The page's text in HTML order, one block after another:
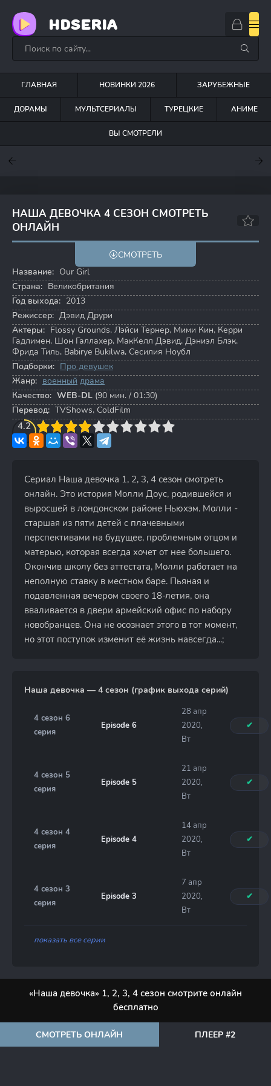
HDSERIA
ГЛАВНАЯ НОВИНКИ 2026 ЗАРУБЕЖНЫЕ
ДОРАМЫ МУЛЬТСЕРИАЛЫ ТУРЕЦКИЕ АНИМЕ
ВЫ СМОТРЕЛИ
НАША ДЕВОЧКА 4 СЕЗОН СМОТРЕТЬ
ОНЛАЙН
СМОТРЕТЬ
Название: Our Girl
Страна: Великобритания
Год выхода: 2013
Режиссер: Дэвид Друри
Актеры: Flossy Grounds, Лэйси Тернер, Мими Кин, Керри
Гадлимен, Шон Галлахер, МакКелл Дэвид, Дэниэл Блэк,
Фрида Тиль, Babirye Bukilwa, Сесилия Ноубл
Подборки: Про девушек
Жанр: военный драма
Качество: WEB-DL (90 мин. / 01:30)
Перевод: TVShows, ColdFilm
4.2
4 5 6 7 8 9 10
Сериал Наша девочка 1, 2, 3, 4 сезон смотреть
онлайн. Это история Молли Доус, родившейся и
выросшей в лондонском районе Ньюхэм. Молли -
старшая из пяти детей с плачевными
перспективами на будущее, проблемным отцом и
матерью, которая всегда хочет от нее большего.
Окончив школу без аттестата, Молли работает на
неполную ставку в местном баре. Пьяная и
подавленная вечером своего 18-летия, она
вваливается в двери армейский офис по набору
новобранцев. Она не осознает этого в тот момент,
но этот поступок изменит её жизнь навсегда...;
Наша девочка — 4 сезон (график выхода серий)
4 сезон 6
серия
Episode 6
28 апр
2020,
Вт
✔
4 сезон 5
серия
Episode 5
21 апр
2020,
Вт
✔
4 сезон 4
серия
Episode 4
14 апр
2020,
Вт
✔
4 сезон 3
серия
Episode 3
7 апр
2020,
Вт
✔
показать все серии
«Наша девочка» 1, 2, 3, 4 сезон смотрите онлайн
бесплатно
СМОТРЕТЬ ОНЛАЙН ПЛЕЕР #2